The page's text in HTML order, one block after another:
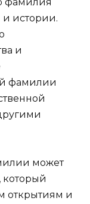
и истории.
и
фамилии
может
который
открытиям и